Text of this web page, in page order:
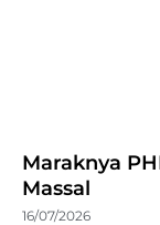
Maraknya
Massal
16/07/2026